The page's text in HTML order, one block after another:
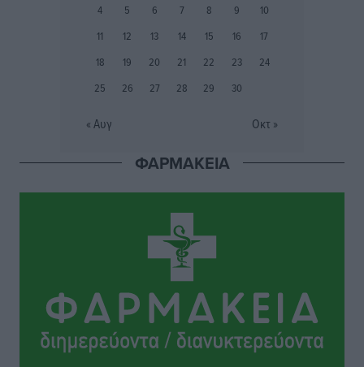
Εθνικός Αρχίπολης: Μεγάλο βήμα προόδου η ίδρυση
Ιππότες: Με το βλέμμα στραμμένο στο μέλλον
Ολοκλήρωση του έργου αναβάθμισης των
υποδομών του Νεστορίδειου Μελάθρου
Τοπικές Ειδήσεις πριν 4 ώρες
Γ.Σ. Διαγόρας: Στα «κυανέρυθρα» ο Janni Pembe
4
5 6 7 8 9
10
11
12 13 14 15 16
17
18
19 20 21 22 23
24
25
26 27 28 29 30
« Αυγ Οκτ »
ΦΑΡΜΑΚΕΙΑ